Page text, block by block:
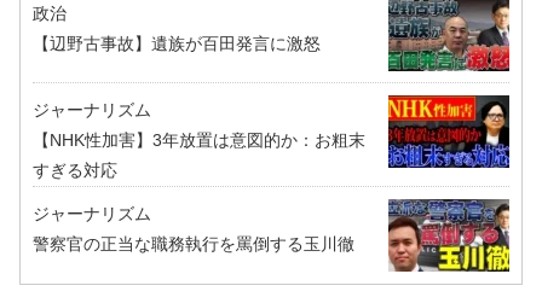
政治
【辺野古事故】遺族が百田発言に激怒
ジャーナリズム
【NHK性加害】3年放置は意図的か：お粗末
すぎる対応
ジャーナリズム
警察官の正当な職務執行を罵倒する玉川徹